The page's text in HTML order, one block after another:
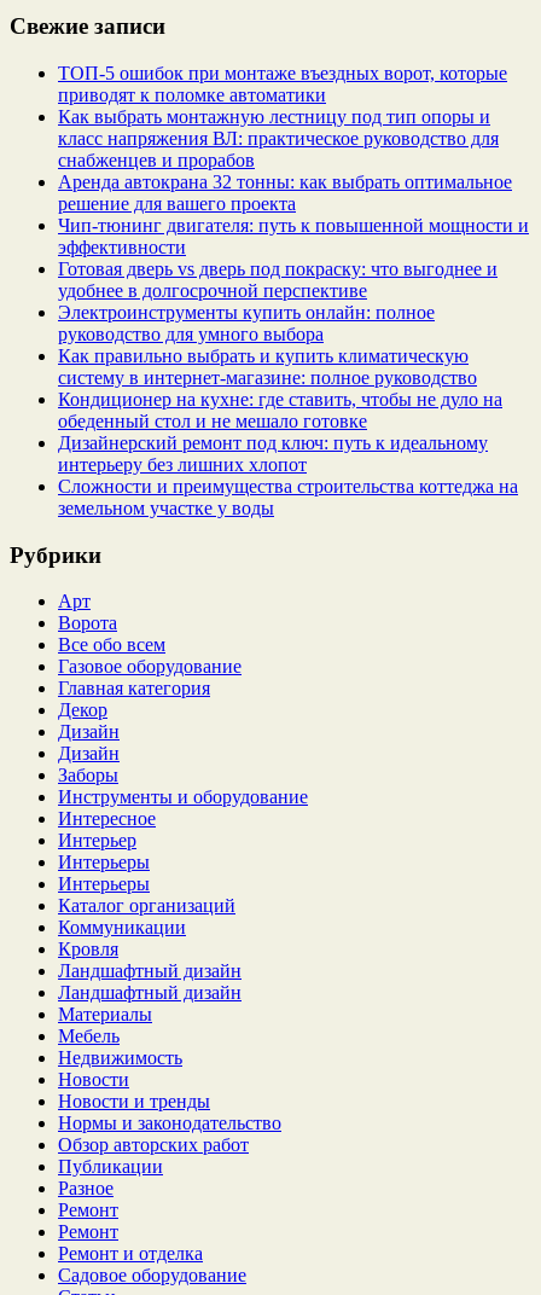
Свежие записи
ТОП-5 ошибок при монтаже въездных ворот, которые
приводят к поломке автоматики
Как выбрать монтажную лестницу под тип опоры и
класс напряжения ВЛ: практическое руководство для
снабженцев и прорабов
Аренда автокрана 32 тонны: как выбрать оптимальное
решение для вашего проекта
Чип‑тюнинг двигателя: путь к повышенной мощности и
эффективности
Готовая дверь vs дверь под покраску: что выгоднее и
удобнее в долгосрочной перспективе
Электроинструменты купить онлайн: полное
руководство для умного выбора
Как правильно выбрать и купить климатическую
систему в интернет‑магазине: полное руководство
Кондиционер на кухне: где ставить, чтобы не дуло на
обеденный стол и не мешало готовке
Дизайнерский ремонт под ключ: путь к идеальному
интерьеру без лишних хлопот
Сложности и преимущества строительства коттеджа на
земельном участке у воды
Рубрики
Арт
Ворота
Все обо всем
Газовое оборудование
Главная категория
Декор
Дизайн
Дизайн
Заборы
Инструменты и оборудование
Интересное
Интерьер
Интерьеры
Интерьеры
Каталог организаций
Коммуникации
Кровля
Ландшафтный дизайн
Ландшафтный дизайн
Материалы
Мебель
Недвижимость
Новости
Новости и тренды
Нормы и законодательство
Обзор авторских работ
Публикации
Разное
Ремонт
Ремонт
Ремонт и отделка
Садовое оборудование